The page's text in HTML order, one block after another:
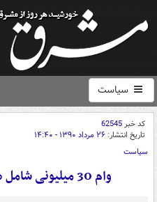
سیاست
کد خبر62545
تاریخ انتشار: ۲۶ مرداد ۱۳۹۰ - ۱۴:۴۰
سیاست
وام 30 میلیونی شامل همه خبرنگاران می‌شود